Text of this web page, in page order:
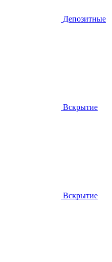
Депозитные
Вскрытие
Вскрытие